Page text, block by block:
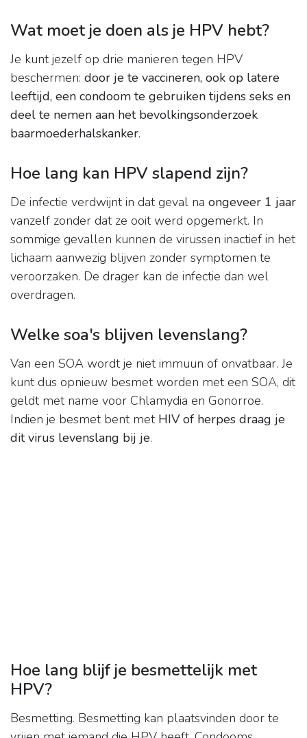
Wat moet je doen als je HPV hebt?
Je kunt jezelf op drie manieren tegen HPV
beschermen: door je te vaccineren, ook op latere
leeftijd, een condoom te gebruiken tijdens seks en
deel te nemen aan het bevolkingsonderzoek
baarmoederhalskanker.
Hoe lang kan HPV slapend zijn?
De infectie verdwijnt in dat geval na ongeveer 1 jaar
vanzelf zonder dat ze ooit werd opgemerkt. In
sommige gevallen kunnen de virussen inactief in het
lichaam aanwezig blijven zonder symptomen te
veroorzaken. De drager kan de infectie dan wel
overdragen.
Welke soa's blijven levenslang?
Van een SOA wordt je niet immuun of onvatbaar. Je
kunt dus opnieuw besmet worden met een SOA, dit
geldt met name voor Chlamydia en Gonorroe.
Indien je besmet bent met HIV of herpes draag je
dit virus levenslang bij je.
Hoe lang blijf je besmettelijk met
HPV?
Besmetting. Besmetting kan plaatsvinden door te